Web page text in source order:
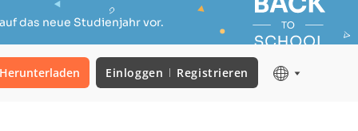
das neue Studienjahr vor.
Herunterladen Einloggen Registrieren